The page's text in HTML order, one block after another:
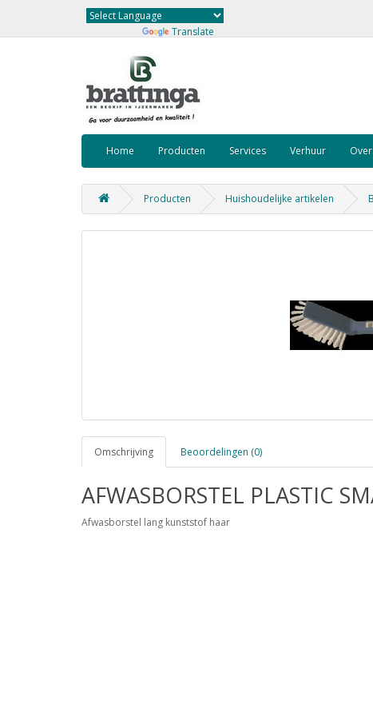
Translate
Home Producten Services Verhuur
Producten Huishoudelijke artikelen
Omschrijving Beoordelingen (0)
AFWASBORSTEL PLASTIC
Afwasborstel lang kunststof haar